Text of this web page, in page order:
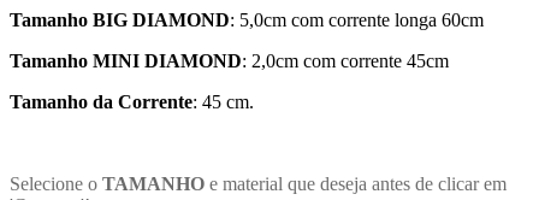
Tamanho BIG DIAMOND: 5,0cm com corrente longa 60cm
Tamanho MINI DIAMOND: 2,0cm com corrente 45cm
Tamanho da Corrente: 45 cm.
Selecione o TAMANHO e material que deseja antes de clicar em